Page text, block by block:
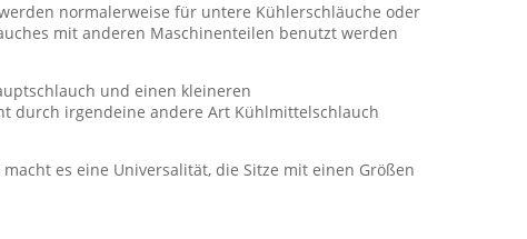
normalerweise für untere Kühlerschläuche oder
mit anderen Maschinenteilen benutzt werden
und einen kleineren
durch irgendeine andere Art Kühlmittelschlauch
es eine Universalität, die Sitze mit einen Größen